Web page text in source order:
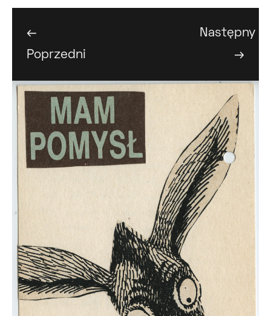
←
Poprzedni
Następny
→